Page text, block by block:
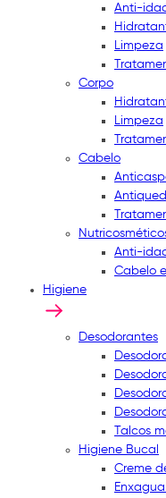
Anti-
Limpeza
Corpo
Limpeza
Cabelo
Anti-
Cabelo
Higiene
Desodorantes
Talcos
Higiene Bucal
Creme